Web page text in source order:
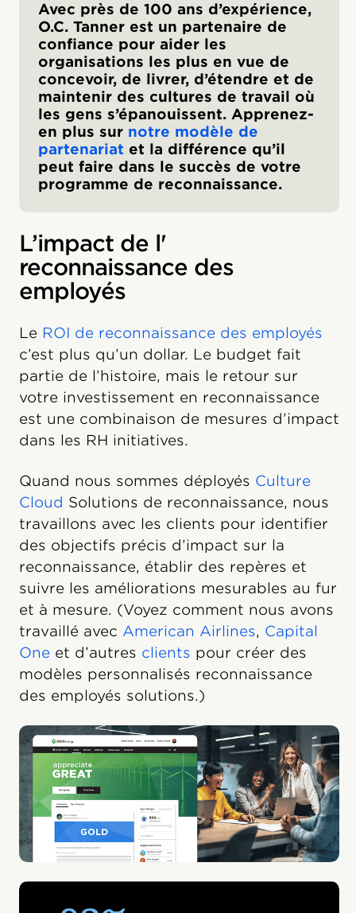
Avec près de 100 ans d’expérience,
O.C. Tanner est un partenaire de
confiance pour aider les
organisations les plus en vue de
concevoir, de livrer, d’étendre et de
maintenir des cultures de travail où
les gens s’épanouissent. Apprenez-
en plus sur notre modèle de
partenariat et la différence qu’il
peut faire dans le succès de votre
programme de reconnaissance.
L’impact de l'
reconnaissance des
employés
Le ROI de reconnaissance des employés
c’est plus qu’un dollar. Le budget fait
partie de l’histoire, mais le retour sur
votre investissement en reconnaissance
est une combinaison de mesures d’impact
dans les RH initiatives.
Quand nous sommes déployés Culture
Cloud Solutions de reconnaissance, nous
travaillons avec les clients pour identifier
des objectifs précis d’impact sur la
reconnaissance, établir des repères et
suivre les améliorations mesurables au fur
et à mesure. (Voyez comment nous avons
travaillé avec American Airlines, Capital
One et d’autres clients pour créer des
modèles personnalisés reconnaissance
des employés solutions.)